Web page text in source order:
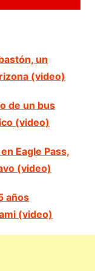
un
(video)
de un bus
(video)
Eagle Pass,
(video)
años
(video)